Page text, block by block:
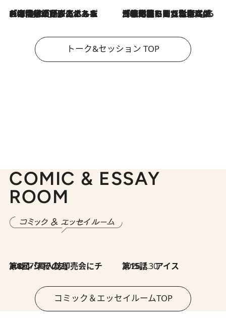
2026.8.3
「今後値上げがあるとすれば…」「リスクがあるのは今年の冬」エネルギー専門家が語る、ホルムズ海峡封鎖が家庭にもたらす“ある心配” 2026.8.3
「住宅建てられない…」「サーチャージ料の高値が続いている」ホルムズ海峡封鎖による影響はいつまで続く？《エネルギー専門家に聞く“どうなる日本の暮らし”》
トーク&セッション TOP
COMIC & ESSAY
ROOM
2026.7.30
第8回「同人誌即売会にチャレンジ その2」 2026.7.30
第15話 アイス
コミック＆エッセイルームTOP